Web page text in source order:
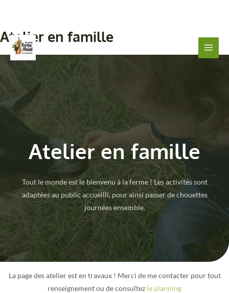
Aller
contenu
Main
Atelier en famille
Atelier en famille
Tout le monde est le bienvenu à la ferme ! Les activités sont
adaptées au public accueilli, pour ainsi passer de chouettes
journées ensemble.
La page des atelier est en travaux ! Merci de me contacter pour tout
renseignement ou de consultez le planning